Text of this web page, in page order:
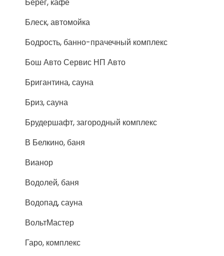
Блеск, автомойка
Бодрость, банно-прачечный комплекс
Бош Авто Сервис НП Авто
Бригантина, сауна
Бриз, сауна
Брудершафт, загородный комплекс
В Белкино, баня
Вианор
Водолей, баня
Водопад, сауна
ВольтМастер
Гаро, комплекс